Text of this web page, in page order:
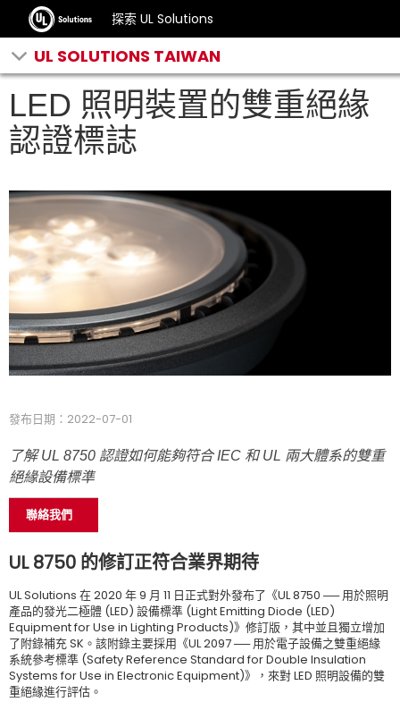
探索 UL Solutions
UL SOLUTIONS TAIWAN
LED 照明裝置的雙重絕緣
認證標誌
發布日期：2022-07-01
了解 UL 8750 認證如何能夠符合 IEC 和 UL 兩大體系的雙重
絕緣設備標準
聯絡我們
UL 8750 的修訂正符合業界期待
UL Solutions 在 2020 年 9 月 11 日正式對外發布了《UL 8750 ── 用於照明
產品的發光二極體 (LED) 設備標準 (Light Emitting Diode (LED)
Equipment for Use in Lighting Products)》修訂版，其中並且獨立增加
了附錄補充 SK。該附錄主要採用《UL 2097 ── 用於電子設備之雙重絕緣
系統參考標準 (Safety Reference Standard for Double Insulation
Systems for Use in Electronic Equipment)》，來對 LED 照明設備的雙
重絕緣進行評估。